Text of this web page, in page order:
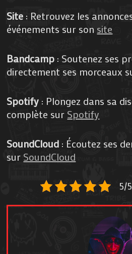
Site : Retrouvez les
événements sur son site
Bandcamp : Soutenez ses
directement ses morceaux
Spotify : Plongez dans sa
complète sur Spotify
SoundCloud : Écoutez ses
sur SoundCloud
5/